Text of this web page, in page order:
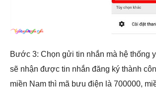
Bước 3: Chọn gửi tin nhắn mà hệ thống
sẽ nhận được tin nhắn đăng ký thành
miền Nam thì mã bưu điện là 700000,